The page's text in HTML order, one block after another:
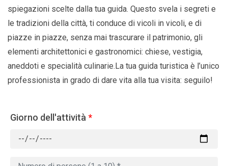
spiegazioni scelte dalla tua guida. Questo svela i segreti e
le tradizioni della città, ti conduce di vicoli in vicoli, e di
piazze in piazze, senza mai trascurare il patrimonio, gli
elementi architettonici e gastronomici: chiese, vestigia,
aneddoti e specialità culinarie.La tua guida turistica è l’unico
professionista in grado di dare vita alla tua visita: seguilo!
Giorno dell'attività *